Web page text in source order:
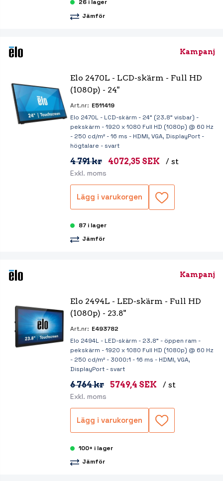
26 i lager
Jämför
Kampanj
Elo 2470L - LCD-skärm - Full HD
(1080p) - 24"
Art.nr: E511419
Elo 2470L - LCD-skärm - 24" (23.8" visbar) -
pekskärm - 1920 x 1080 Full HD (1080p) @ 60 Hz
- 250 cd/m² - 16 ms - HDMI, VGA, DisplayPort -
högtalare - svart
4 791 kr 4072,35 SEK / st
Exkl. moms
Lägg i varukorgen
87 i lager
Jämför
Kampanj
Elo 2494L - LED-skärm - Full HD
(1080p) - 23.8"
Art.nr: E493782
Elo 2494L - LED-skärm - 23.8" - öppen ram -
pekskärm - 1920 x 1080 Full HD (1080p) @ 60 Hz
- 250 cd/m² - 3000:1 - 16 ms - HDMI, VGA,
DisplayPort - svart
6 764 kr 5749,4 SEK / st
Exkl. moms
Lägg i varukorgen
100+ i lager
Jämför